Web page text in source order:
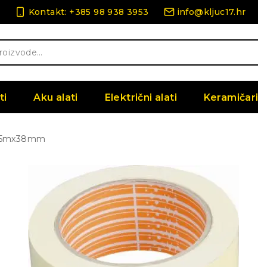
Kontakt: +385 98 938 3953 info@kljuc17.hr
Aku alati Električni alati Keramičari